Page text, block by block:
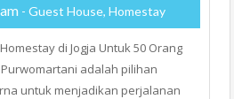
- Guest House, Homestay
di Jogja Untuk 50 Orang
adalah pilihan
untuk menjadikan perjalanan